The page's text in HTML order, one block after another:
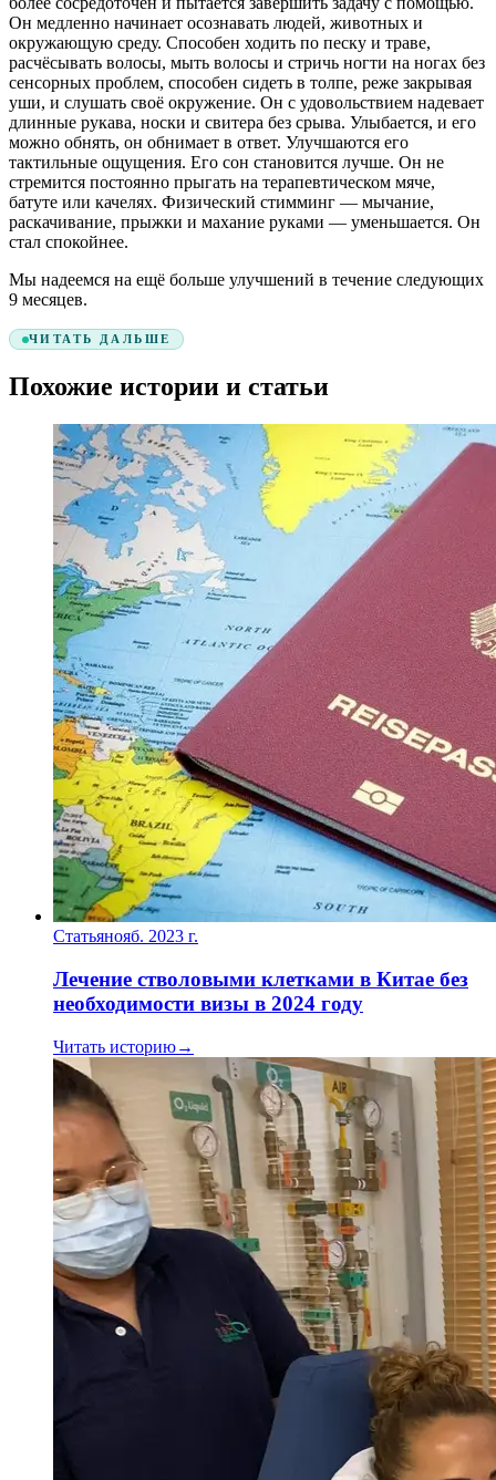
Он медленно начинает осознавать людей, животных и
окружающую среду. Способен ходить по песку и траве,
расчёсывать волосы, мыть волосы и стричь ногти на ногах без
сенсорных проблем, способен сидеть в толпе, реже закрывая
уши, и слушать своё окружение. Он с удовольствием надевает
длинные рукава, носки и свитера без срыва. Улыбается, и его
можно обнять, он обнимает в ответ. Улучшаются его
тактильные ощущения. Его сон становится лучше. Он не
стремится постоянно прыгать на терапевтическом мяче,
батуте или качелях. Физический стимминг — мычание,
раскачивание, прыжки и махание руками — уменьшается. Он
стал спокойнее.
Мы надеемся на ещё больше улучшений в течение следующих
9 месяцев.
ЧИТАТЬ ДАЛЬШЕ
Похожие истории и статьи
Статьянояб. 2023 г.
Лечение стволовыми клетками в Китае без
необходимости визы в 2024 году
Читать историю→